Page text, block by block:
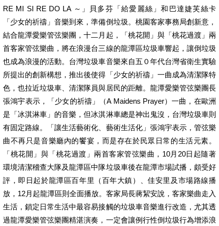
RE MI SI RE DO LA ～」貝多芬「給愛麗絲」和巴達婕芙絲卡
「少女的祈禱」音樂到來，準備倒垃圾。桃園客家事務局創新意，
結合龍潭愛樂管弦樂團，十二月起，「桃花開」與「桃花過渡」兩
首客家管弦樂曲，將在浪漫台三線的龍潭區垃圾車響起，讓倒垃圾
也成為浪漫的活動。台灣垃圾車音樂來自五０年代台灣省衛生實驗
所提出的創新構想，推出後使得「少女的祈禱」一曲成為清潔隊特
色，也拉近垃圾車、清潔隊員與居民的距離。龍潭愛樂管弦樂團長
張鴻宇表示，「少女的祈禱」（A Maidens Prayer）一曲，在歐洲
是「冰淇淋車」的音樂，但冰淇淋車總是神出鬼沒，台灣垃圾車則
有固定路線。「讓生活藝術化、藝術生活化」張鴻宇表示，管弦樂
曲不再只是音樂廳內的饗宴，而是存在於民眾日常的生活元素。
「桃花開」與「桃花過渡」兩首客家管弦樂曲，10月20日起隨著
環境清潔稽查大隊及龍潭區中隊垃圾車後在龍潭市場試播，頗受好
評，即日起於龍潭區百年里（百年大鎮）、佳安里及市場路線播
放，12月起龍潭區則全面播放。客家局長蔣絜安說，客家樂曲走入
生活，鎖定日常生活中最容易接觸的垃圾車音樂進行改造，尤其透
過龍潭愛樂管弦樂團精湛演奏，一定會讓例行性倒垃圾行為增添浪